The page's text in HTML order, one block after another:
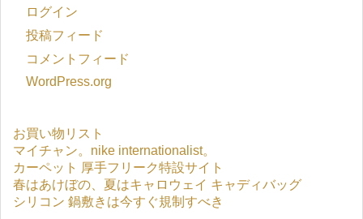
ログイン
投稿フィード
コメントフィード
WordPress.org
お買い物リスト
マイチャン。nike internationalist。
カーペット 厚手フリーク特設サイト
春はあけぼの、夏はキャロウェイ キャディバッグ
シリコン 鍋敷きは今すぐ規制すべき